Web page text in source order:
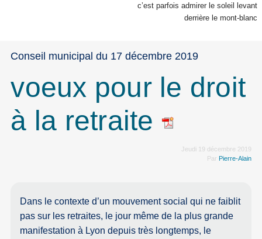
c’est parfois admirer le soleil levant
derrière le mont-blanc
Conseil municipal du 17 décembre 2019
voeux pour le droit
à la retraite
Jeudi 19 décembre 2019
Par Pierre-Alain
Dans le contexte d’un mouvement social qui ne faiblit
pas sur les retraites, le jour même de la plus grande
manifestation à Lyon depuis très longtemps, le